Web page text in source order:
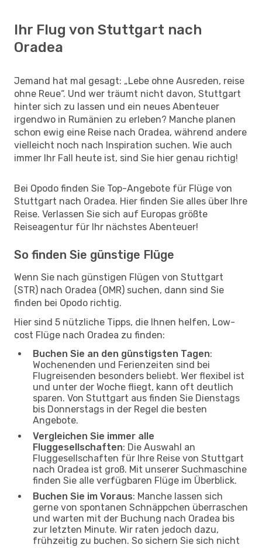
Ihr Flug von Stuttgart nach
Oradea
Jemand hat mal gesagt: „Lebe ohne Ausreden, reise
ohne Reue“. Und wer träumt nicht davon, Stuttgart
hinter sich zu lassen und ein neues Abenteuer
irgendwo in Rumänien zu erleben? Manche planen
schon ewig eine Reise nach Oradea, während andere
vielleicht noch nach Inspiration suchen. Wie auch
immer Ihr Fall heute ist, sind Sie hier genau richtig!
Bei Opodo finden Sie Top-Angebote für Flüge von
Stuttgart nach Oradea. Hier finden Sie alles über Ihre
Reise. Verlassen Sie sich auf Europas größte
Reiseagentur für Ihr nächstes Abenteuer!
So finden Sie günstige Flüge
Wenn Sie nach günstigen Flügen von Stuttgart
(STR) nach Oradea (OMR) suchen, dann sind Sie
finden bei Opodo richtig.
Hier sind 5 nützliche Tipps, die Ihnen helfen, Low-
cost Flüge nach Oradea zu finden:
Buchen Sie an den günstigsten Tagen:
Wochenenden und Ferienzeiten sind bei
Flugreisenden besonders beliebt. Wer flexibel ist
und unter der Woche fliegt, kann oft deutlich
sparen. Von Stuttgart aus finden Sie Dienstags
bis Donnerstags in der Regel die besten
Angebote.
Vergleichen Sie immer alle
Fluggesellschaften: Die Auswahl an
Fluggesellschaften für Ihre Reise von Stuttgart
nach Oradea ist groß. Mit unserer Suchmaschine
finden Sie alle verfügbaren Flüge im Überblick.
Buchen Sie im Voraus: Manche lassen sich
gerne von spontanen Schnäppchen überraschen
und warten mit der Buchung nach Oradea bis
zur letzten Minute. Wir raten jedoch dazu,
frühzeitig zu buchen. So sichern Sie sich nicht